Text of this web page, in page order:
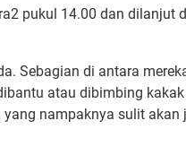
pukul 14.00 dan dilanjut
Sebagian di antara
atau dibimbing
nampaknya sulit akan